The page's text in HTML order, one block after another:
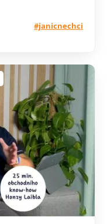
#janicnechci